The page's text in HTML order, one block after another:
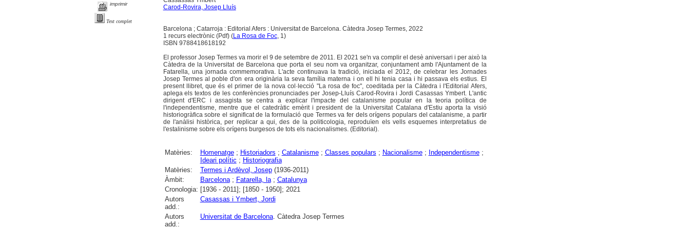
imprimir
Text complet
Carod-Rovira, Josep Lluís
Barcelona ; Catarroja : Editorial Afers : Universitat de Barcelona. Càtedra Josep Termes, 2022
1 recurs electrònic (Pdf) (La Rosa de Foc, 1)
ISBN 9788418618192
El professor Josep Termes va morir el 9 de setembre de 2011. El 2021 se'n va complir el desè aniversari i per això la
Càtedra de la Universitat de Barcelona que porta el seu nom va organitzar, conjuntament amb l'Ajuntament de la
Fatarella, una jornada commemorativa. L'acte continuava la tradició, iniciada el 2012, de celebrar les Jornades
Josep Termes al poble d'on era originària la seva família materna i on ell hi tenia casa i hi passava els estius. El
present llibret, que és el primer de la nova col·lecció "La rosa de foc", coeditada per la Càtedra i l'Editorial Afers,
aplega els textos de les conferències pronunciades per Josep-Lluís Carod-Rovira i Jordi Casassas Ymbert. L'antic
dirigent d'ERC i assagista se centra a explicar l'impacte del catalanisme popular en la teoria política de
l'independentisme, mentre que el catedràtic emèrit i president de la Universitat Catalana d'Estiu aporta la visió
historiogràfica sobre el significat de la formulació que Termes va fer dels orígens populars del catalanisme, a partir
de l'anàlisi històrica, per replicar a qui, des de la politicologia, reproduïen els vells esquemes interpretatius de
l'estalinisme sobre els orígens burgesos de tots els nacionalismes. (Editorial).
Matèries: Homenatge; Historiadors ; Catalanisme; Classes populars ; Nacionalisme; Independentisme;
Ideari polític ; Historiografia
Matèries:
Termes i Ardèvol, Josep(1936-2011)
Àmbit:
Barcelona; Fatarella, la; Catalunya
Cronologia: [1936 - 2011]; [1850 - 1950]; 2021
Autors
add.:
Casassas i Ymbert, Jordi
Autors
add.:
Universitat de Barcelona. Càtedra Josep Termes